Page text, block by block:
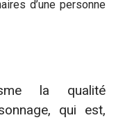
d’une personne
la qualité
qui est,